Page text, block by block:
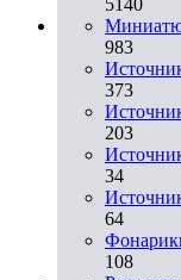
983
373
203
34
64
108